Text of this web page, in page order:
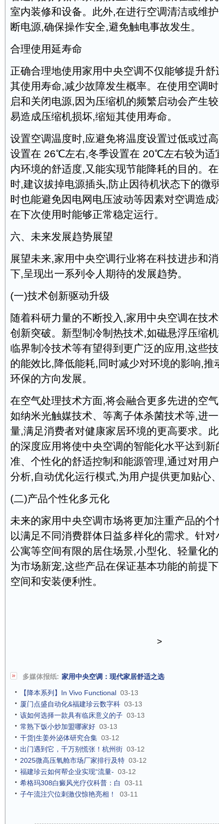
室内装修和设备。此外,在进行空调清洁或维
断电源,确保操作安全,避免触电事故发生。
合理使用延寿命
正确合理地使用家用中央空调不仅能够提升
其使用寿命,减少故障发生概率。在使用空调
启和关闭电源,因为压缩机的频繁启动会产生
易造成压缩机损坏,缩短其使用寿命。
设置空调温度时,应避免将温度设置过低或过
设置在 26℃左右,冬季设置在 20℃左右较为适
内环境的舒适度,又能实现节能降耗的目的。
时,建议拔掉电源插头,防止因待机状态下的微
时也能避免因电网电压波动等因素对空调造
在下次使用时能够正常稳定运行。
六、未来发展趋势展望
展望未来,家用中央空调行业将在科技进步和
下,呈现出一系列令人期待的发展趋势。
(一)技术创新驱动升级
随着科研力量的不断投入,家用中央空调在技
创新突破。新型制冷制热技术,如磁悬浮压缩
临界制冷技术等有望得到更广泛的应用,这些
的能效比,降低能耗,同时减少对环境的影响,推
环保的方向发展。
在空气处理技术方面,将会融合更多先进的空
如纳米光触媒技术、等离子体杀菌技术等,进
量,满足消费者对健康家居环境的更高要求。
的深度应用将使中央空调的智能化水平达到
准、个性化的舒适控制和能源管理,通过对用
分析,自动优化运行模式,为用户提供更加贴心
(二)产品个性化多元化
未来的家用中央空调市场将更加注重产品的
以满足不同消费群体日益多样化的需求。针
公寓等空间有限的居住场景,小型化、轻量化
为市场新宠,这些产品在保证基本功能的前提
空间和安装便利性。
>
多媒体报纸: 家用中央空调：现代家居舒适之选
【降本系列】In Vivo Functional 03-13
厦门点盛自动化&福建珍云数字科 03-13
该如何选择一款具有临床意义的子 03-13
常熟下饭小炒加盟哪家好 03-13
干货|生姜外泌体研究合集 03-12
出门遇到它，千万别慌张！杭州街 03-12
2025微高压氧舱市场厂家排行及特 03-12
福建珍云如何帮企业实现“流量- 03-12
希格玛308白癜风光疗仪科普：白
03-11
子午流注穴位刺激仪惊艳亮相！
03-11